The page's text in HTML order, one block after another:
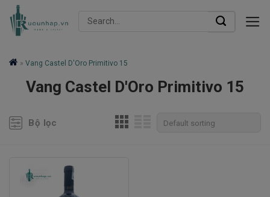
Skip
Search
» Vang Castel D'Oro Primitivo 15
Vang Castel D'Oro Primitivo 15
Bộ lọc